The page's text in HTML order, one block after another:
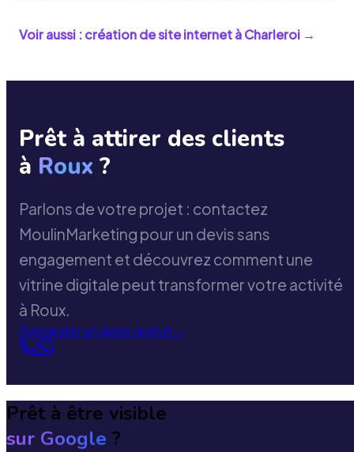
Voir aussi : création de site internet àCharleroi →
Prêt à attirer des clients
à Roux ?
Parlons de votre projet : contactez
MoulinMarketing pour un devis sans
engagement et découvrez comment une
vitrine digitale peut transformer votre activité
à Roux.
Demander un devis gratuit→
Prêt à être visible
sur Google ?